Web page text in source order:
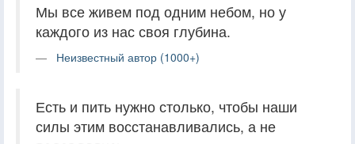
Мы все живем под одним небом, но у
каждого из нас своя глубина.
Неизвестный автор (1000+)
Есть и пить нужно столько, чтобы наши
силы этим восстанавливались, а не